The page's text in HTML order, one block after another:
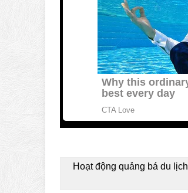
Hoạt động quảng bá du